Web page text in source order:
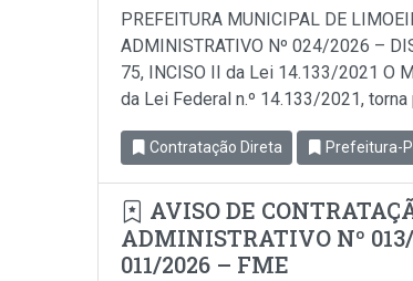
PREFEITURA MUNICIPAL DE
ADMINISTRATIVO Nº 024/2026 –
75, INCISO II da Lei 14.133/2021 O
da Lei Federal n.º 14.133/2021,
Contratação Direta Prefeitura-
AVISO DE
ADMINISTRATIVO Nº
011/2026 – FME